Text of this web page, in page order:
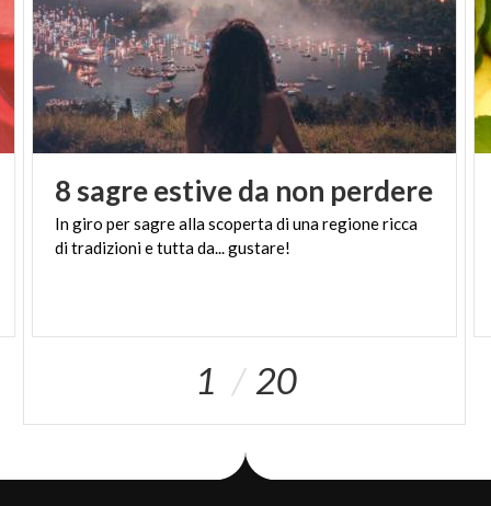
8 sagreestiveda non perdere
Ingiro persagreallascopertadiunaregionericca
ditradizionietuttada...gustare!
1 20